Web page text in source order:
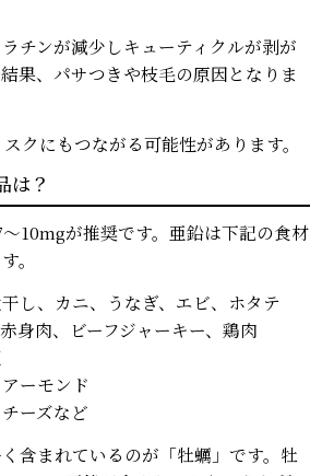
チンが減少しキューティクルが剥が
果、パサつきや枝毛の原因となりま
クにもつながる可能性があります。
は？
10mgが推奨です。亜鉛は下記の食材
。
し、カニ、うなぎ、エビ、ホタテ
身肉、ビーフジャーキー、鶏肉
ーモンド
ーズなど
含まれているのが「牡蠣」です。牡